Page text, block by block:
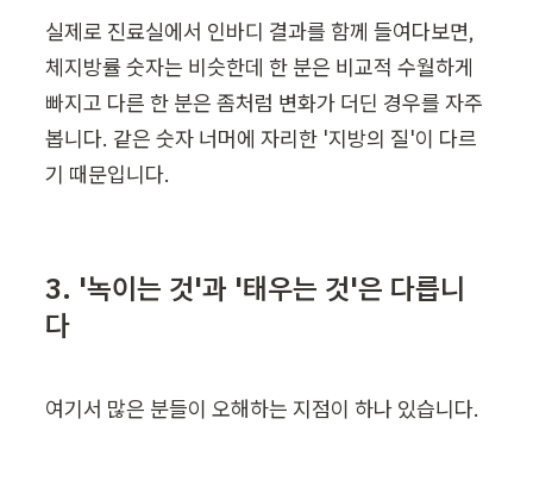
실제로 진료실에서 인바디 결과를 함께 들여다보면,
체지방률 숫자는 비슷한데 한 분은 비교적 수월하게
빠지고 다른 한 분은 좀처럼 변화가 더딘 경우를 자주
봅니다. 같은 숫자 너머에 자리한 '지방의 질'이 다르
기 때문입니다.
3. '녹이는 것'과 '태우는 것'은 다릅니
다
여기서 많은 분들이 오해하는 지점이 하나 있습니다.